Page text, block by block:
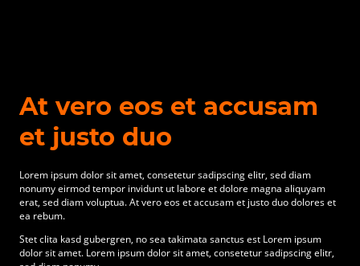
At vero eos et accusam
et justo duo
Lorem ipsum dolor sit amet, consetetur sadipscing elitr, sed diam
nonumy eirmod tempor invidunt ut labore et dolore magna aliquyam
erat, sed diam voluptua. At vero eos et accusam et justo duo dolores et
ea rebum.
Stet clita kasd gubergren, no sea takimata sanctus est Lorem ipsum
dolor sit amet. Lorem ipsum dolor sit amet, consetetur sadipscing elitr,